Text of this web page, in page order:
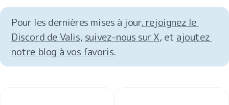
Pour les dernières mises à jour, rejoignez le
Discord de Valis, suivez-nous sur X, et ajoutez
notre blog à vos favoris.